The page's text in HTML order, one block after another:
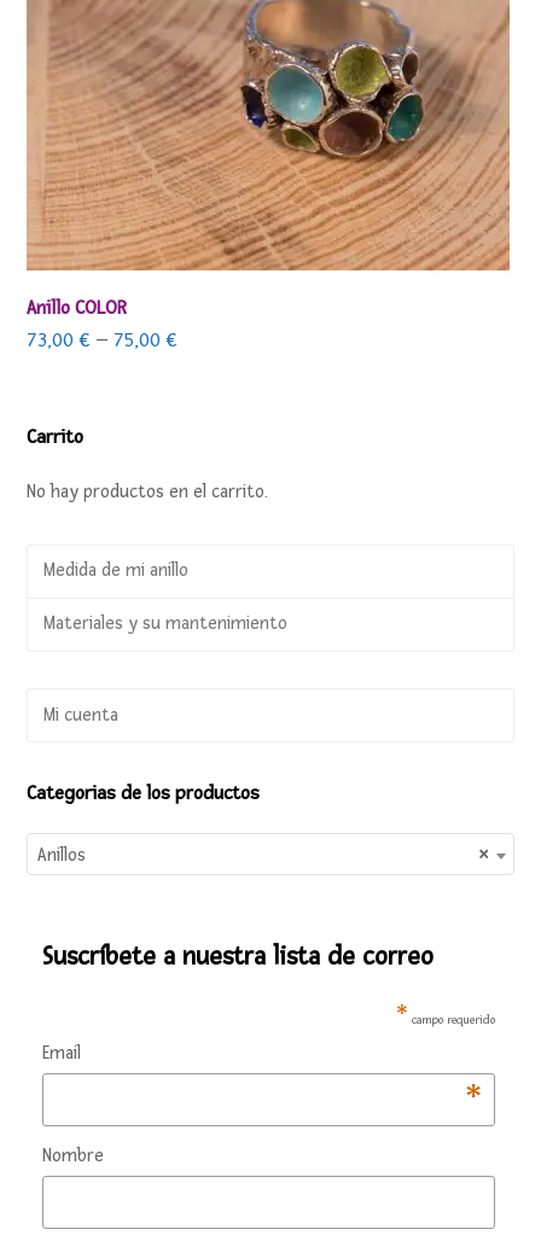
Anillo COLOR
73,00€ – 75,00€
Carrito
No hay productos en el carrito.
Medida de mi anillo
Materiales y su mantenimiento
Mi cuenta
Categorias de los productos
×
Anillos
Suscríbete a nuestra lista de correo
* campo requerido
Email
*
Nombre